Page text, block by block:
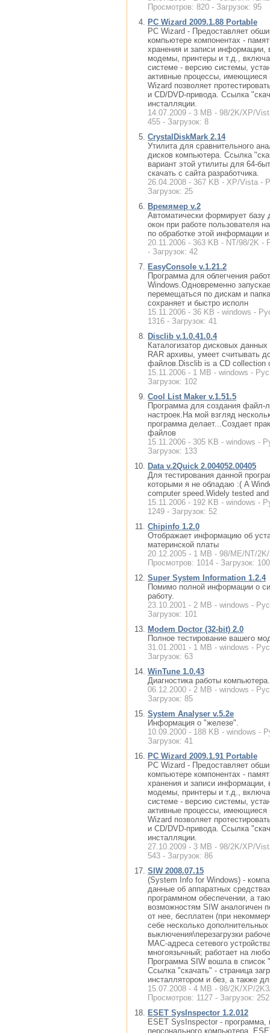
Просмотров: 820 - Загрузок: 95
PC Wizard 2009.1.88 Portable
PC Wizard - Предоставляет
компьютере компонентах -
хранения и записи информации,
модемы, принтеры и т.д.,
системе - версию системы,
активные процессы, имеющиеся
Wizard позволяет
и CD/DVD-привода. Ссылка
инсталляции.
14.07.2009 - 3 MB - 98/2K/XP/
455 - Загрузок: 8
CrystalDiskMark 2.14
Утилита для сравнительного
дисков компьютера. Ссылка
вариант этой утилиты для 64-
скачать с сайта разработчика.
26.04.2008 - 367 KB - XP/Vista -
Загрузок: 25
Времямер v.2
Автоматически формирует базу
окон при работе пользователя
по обработке этой информации
20.11.2006 - 363 KB - NT/98/2K -
- Загрузок: 42
EasyConsole v.1.21.2
Программа для облегчения
Windows.Одновременно
перемещаться по дискам и
сохраняет и быстро исполн
15.11.2006 - 36 KB - windows -
1316 - Загрузок: 41
Disclib v.1.0.41.0.4
Каталогизатор дисковых
RAR архивы, умеет считывать
файлов.Disclib is a CD collection
15.11.2006 - 1 MB - windows -
Загрузок: 102
Cool List Maker v.1.51.5
Программа для создания файл-
настроек.На мой взгляд
программа делает...Создает
файлов
15.11.2006 - 305 KB - windows -
Загрузок: 133
Data v.2Quick 2.004052.00405
Для тестирования данной
которыми я не обладаю :( A
computer speed.Widely tested
15.11.2006 - 192 KB - windows -
1249 - Загрузок: 52
Chipinfo 1.2.0
Отображает информацию об
материнской платы
20.12.2005 - 1 MB - 98/ME/NT/
Просмотров: 1014 - Загрузок: 100
Super System Information 1.2.4
Помимо полной информации о
работу.
23.10.2001 - 2 MB - windows -
Загрузок: 101
Modem Doctor (32-bit) 2.0
Полное тестирование вашего
31.01.2001 - 1 MB - windows -
Загрузок: 63
WinTune 1.0.43
Диагностика работы компьютера.
06.12.2000 - 2 MB - windows -
Загрузок: 85
System Analyser v.5.2e
Информация о "железе".
10.09.2000 - 188 KB - windows -
Загрузок: 41
PC Wizard 2009.1.91 Portable
PC Wizard - Предоставляет
компьютере компонентах -
хранения и записи информации,
модемы, принтеры и т.д.,
системе - версию системы,
активные процессы, имеющиеся
Wizard позволяет
и CD/DVD-привода. Ссылка
инсталляции.
27.10.2009 - 3 MB - 98/2K/XP/
543 - Загрузок: 86
SIW 2008.07.15
(System Info for Windows) -
данные об аппаратных
программном обеспечении, а
возможностям SIW аналогичен
от нее, бесплатен (при
себе несколько
выключения\перезагрузки
MAC-адреса сетевого
многоязычный; работает на
Программа SIW вошла в список
Ссылка "скачать" - страница
инсталлятором и без, а также
15.07.2008 - 4 MB - 98/2K/XP/
Просмотров: 1127 - Загрузок: 252
ESET SysInspector 1.2.012
ESET SysInspector - программа,
персонального компьютера.